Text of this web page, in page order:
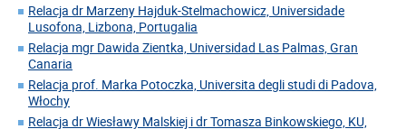
Relacja dr Marzeny Hajduk-Stelmachowicz, Universidade
Lusofona, Lizbona, Portugalia
Relacja mgr Dawida Zientka, Universidad Las Palmas, Gran
Canaria
Relacja prof. Marka Potoczka, Universita degli studi di Padova,
Włochy
Relacja dr Wiesławy Malskiej i dr Tomasza Binkowskiego, KU,